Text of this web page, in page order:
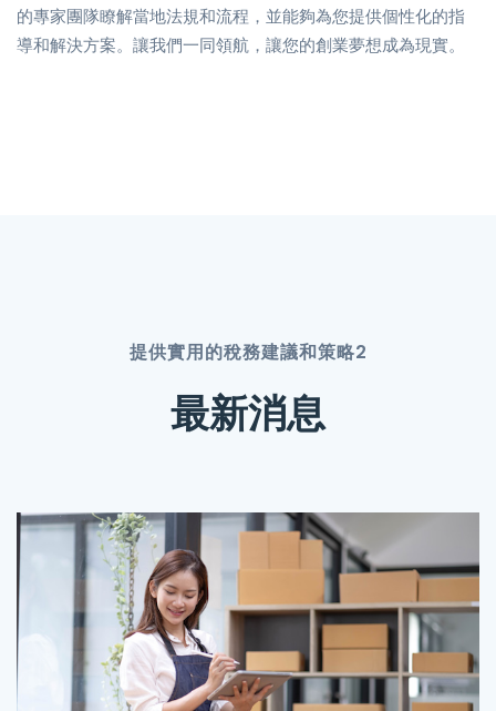
的專家團隊瞭解當地法規和流程，並能夠為您提供個性化的指
導和解決方案。讓我們一同領航，讓您的創業夢想成為現實。
提供實用的稅務建議和策略2
最新消息